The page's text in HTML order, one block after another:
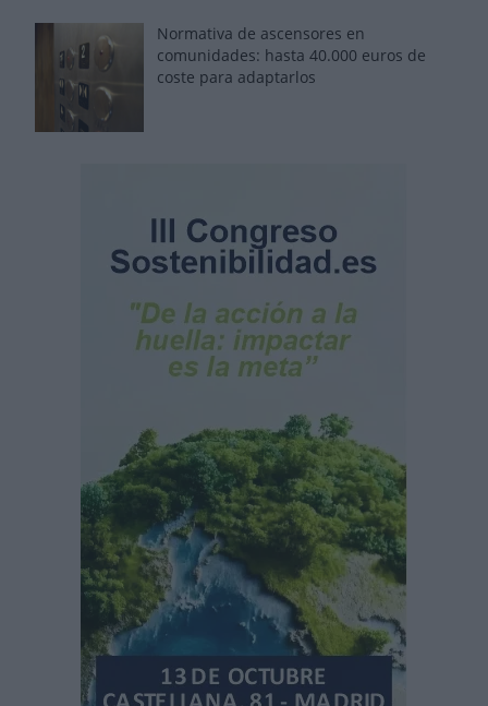
Normativa de ascensores en
comunidades: hasta 40.000 euros de
coste para adaptarlos